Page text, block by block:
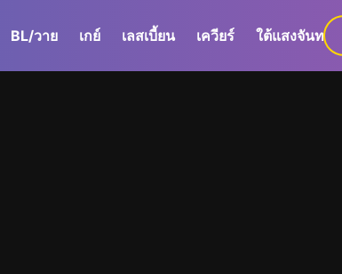
BL/วาย เกย์ เลสเบี้ยน เควียร์ ใต้แสงจันทร์